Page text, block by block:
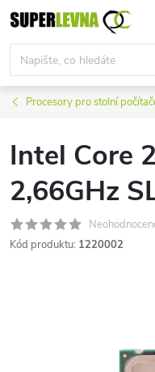
Přejít
na
obsah
Procesory pro stolní
Intel Core
2,66GHz
Kód produktu: 1220002